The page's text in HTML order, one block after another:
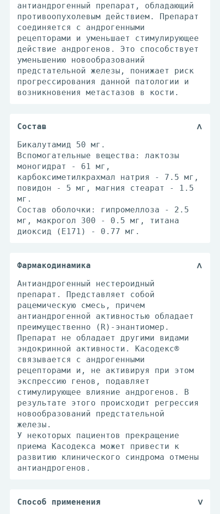
антиандрогенный препарат, обладающий
противоопухолевым действием. Препарат
соединяется с андрогенными
рецепторами и уменьшает стимулирующее
действие андрогенов. Это способствует
уменьшению новообразований
предстательной железы, понижает риск
прогрессирования данной патологии и
возникновения метастазов в кости.
Состав
Бикалутамид 50 мг.
Вспомогательные вещества: лактозы
моногидрат - 61 мг,
карбоксиметилкрахмал натрия - 7.5 мг,
повидон - 5 мг, магния стеарат - 1.5
мг.
Состав оболочки: гипромеллоза - 2.5
мг, макрогол 300 - 0.5 мг, титана
диоксид (E171) - 0.77 мг.
Фармакодинамика
Антиандрогенный нестероидный
препарат. Представляет собой
рацемическую смесь, причем
антиандрогенной активностью обладает
преимущественно (R)-энантиомер.
Препарат не обладает другими видами
эндокринной активности. Касодекс®
связывается с андрогенными
рецепторами и, не активируя при этом
экспрессию генов, подавляет
стимулирующее влияние андрогенов. В
результате этого происходит регрессия
новообразований предстательной
железы.
У некоторых пациентов прекращение
приема Касодекса может привести к
развитию клинического синдрома отмены
антиандрогенов.
Способ применения